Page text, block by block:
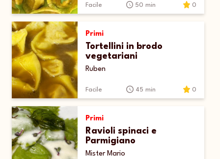
Facile 50 min 0
Primi
Tortellini in brodo
vegetariani
Ruben
Facile 45 min 0
Primi
Ravioli spinaci e
Parmigiano
Mister Mario